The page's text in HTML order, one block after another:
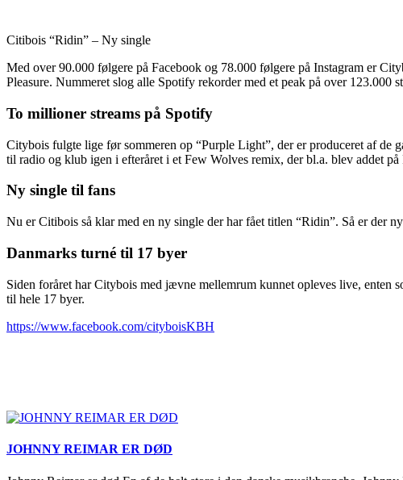
Citibois “Ridin” – Ny single
Med over 90.000 følgere på Facebook og 78.000 følgere på Instagram er
Pleasure. Nummeret slog alle Spotify rekorder med et peak på over 123.000
To millioner streams på Spotify
Citybois fulgte lige før sommeren op “Purple Light”, der er produceret af de
til radio og klub igen i efteråret i et Few Wolves remix, der bl.a. blev addet på
Ny single til fans
Nu er Citibois så klar med en ny single der har fået titlen “Ridin”. Så er der
Danmarks turné til 17 byer
Siden foråret har Citybois med jævne mellemrum kunnet opleves live, enten
til hele 17 byer.
https://www.facebook.com/cityboisKBH
JOHNNY REIMAR ER DØD